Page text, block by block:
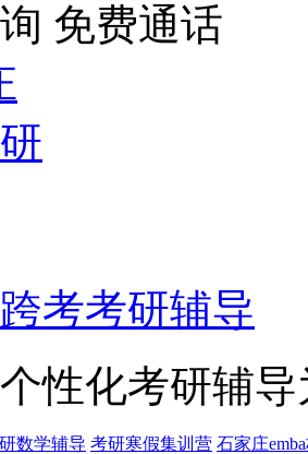
免费通话
考考研辅导
性化考研辅
数学辅导 考研寒假集训营 石家庄